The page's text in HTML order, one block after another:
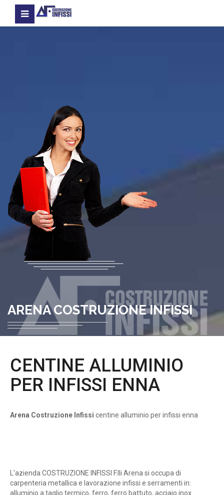
ARENA COSTRUZIONE INFISSI
CENTINE ALLUMINIO
PER INFISSI ENNA
Arena Costruzione Infissi centine alluminio per infissi enna
L'azienda COSTRUZIONE INFISSI F.lli Arena si occupa di
carpenteria metallica e lavorazione infissi e serramenti in:
alluminio a taglio termico, ferro, ferro battuto, acciaio inox.